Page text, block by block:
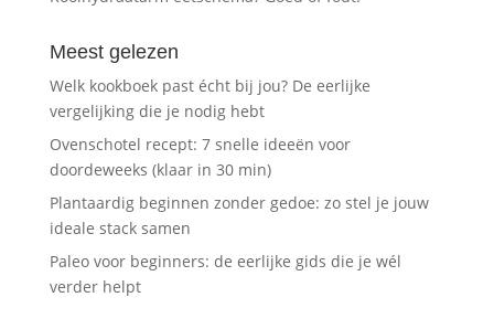
Meest gelezen
Welk kookboek past écht bij jou? De eerlijke
vergelijking die je nodig hebt
Ovenschotel recept: 7 snelle ideeën voor
doordeweeks (klaar in 30 min)
Plantaardig beginnen zonder gedoe: zo stel je jouw
ideale stack samen
Paleo voor beginners: de eerlijke gids die je wél
verder helpt